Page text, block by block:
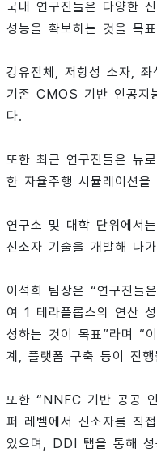
국내 연구진들은 다양한
성능을 확보하는 것을 목
강유전체, 저항성 소자, 좌
기존 CMOS 기반 인공지
다.
또한 최근 연구진들은 뉴
한 자율주행 시뮬레이션
연구소 및 대학 단위에서
신소자 기술을 개발해 나
이석희 팀장은 “연구진들
여 1 테라플롭스의 연산
성하는 것이 목표”라며 “
계, 플랫폼 구축 등이 진
또한 “NNFC 기반 공공
퍼 레벨에서 신소자를 직
있으며, DDI 탭을 통해